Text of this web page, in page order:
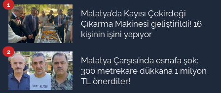
Malatya’da Kayısı Çekirdeği
Çıkarma Makinesi geliştirildi! 16
kişinin işini yapıyor
1
Malatya Çarşısı’nda esnafa şok:
300 metrekare dükkana 1 milyon
TL önerdiler!
2